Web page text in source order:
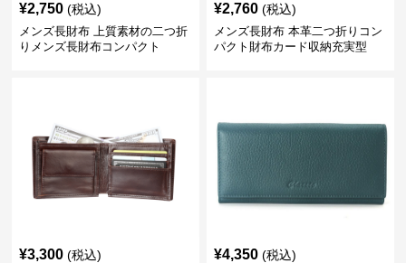
¥2,750 (税込)
メンズ長財布 上質素材の二つ折
りメンズ長財布コンパクト
¥2,760 (税込)
メンズ長財布 本革二つ折りコン
パクト財布カード収納充実型
¥3,300 (税込) ¥4,350 (税込)